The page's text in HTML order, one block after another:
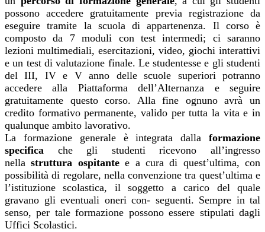
possono accedere gratuitamente previa registrazione da
eseguire tramite la scuola di appartenenza. Il corso è
composto da 7 moduli con test intermedi; ci saranno
lezioni multimediali, esercitazioni, video, giochi interattivi
e un test di valutazione finale. Le studentesse e gli studenti
del III, IV e V anno delle scuole superiori potranno
accedere alla Piattaforma dell’Alternanza e seguire
gratuitamente questo corso. Alla fine ognuno avrà un
credito formativo permanente, valido per tutta la vita e in
qualunque ambito lavorativo.
La formazione generale è integrata dalla formazione
specifica che gli studenti ricevono all’ingresso
nellastruttura ospitantee a cura di quest’ultima, con
possibilità di regolare, nella convenzione tra quest’ultima e
l’istituzione scolastica, il soggetto a carico del quale
gravano gli eventuali oneri con- seguenti. Sempre in tal
senso, per tale formazione possono essere stipulati dagli
Uffici Scolastici.